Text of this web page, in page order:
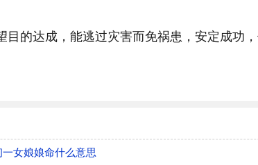
目的达成，能逃过灾害而免祸患，安定成功
女娘娘命什么意思